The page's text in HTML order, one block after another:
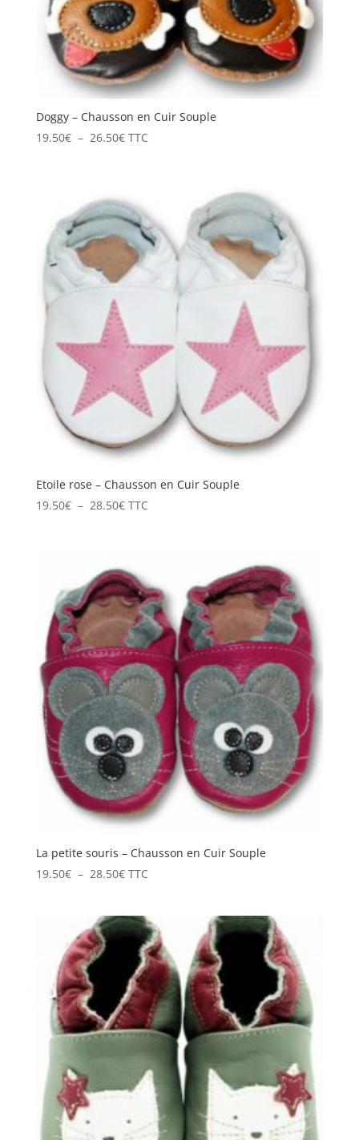
Doggy – Chausson en Cuir Souple
19.50€ – 26.50€Plage
à
26.50€
TTC
Etoile rose – Chausson en Cuir Souple
19.50€ – 28.50€Plage
à
28.50€
TTC
La petite souris – Chausson en Cuir Souple
19.50€ – 28.50€Plage
19.50€
28.50€
TTC